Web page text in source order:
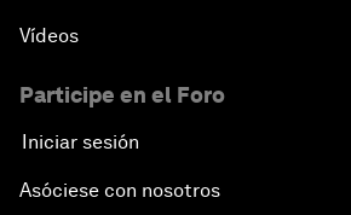
Vídeos
Participe en el Foro
Iniciar sesión
Asóciese con nosotros